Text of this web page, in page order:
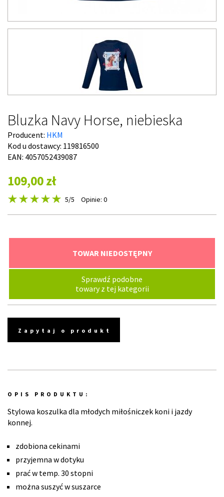
Bluzka Navy Horse, niebieska
Producent: HKM
Kod u dostawcy: 119816500
EAN: 4057052439087
109,00 zł
5/5 Opinie: 0
TOWAR NIEDOSTĘPNY
Sprawdź podobne
towary z tej kategorii
Zapytaj o produkt
OPIS PRODUKTU:
Stylowa koszulka dla młodych miłośniczek koni i jazdy
konnej.
zdobiona cekinami
przyjemna w dotyku
prać w temp. 30 stopni
można suszyć w suszarce